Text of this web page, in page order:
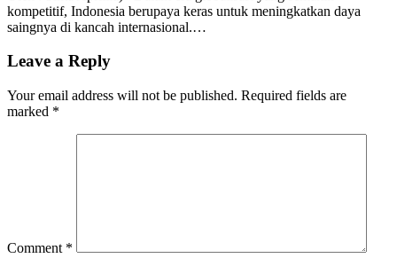
kompetitif, Indonesia berupaya keras untuk meningkatkan daya
saingnya di kancah internasional.…
Leave a Reply
Your email address will not be published. Required fields are
marked *
Comment *